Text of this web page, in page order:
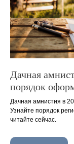
Дачная
порядок
Дачная амнистия в
Узнайте порядок
читайте сейчас.